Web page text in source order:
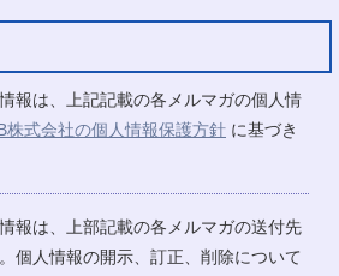
報は、上記記載の各メルマガの個人情
株式会社の個人情報保護方針 に基づき
報は、上部記載の各メルマガの送付先
個人情報の開示、訂正、削除について